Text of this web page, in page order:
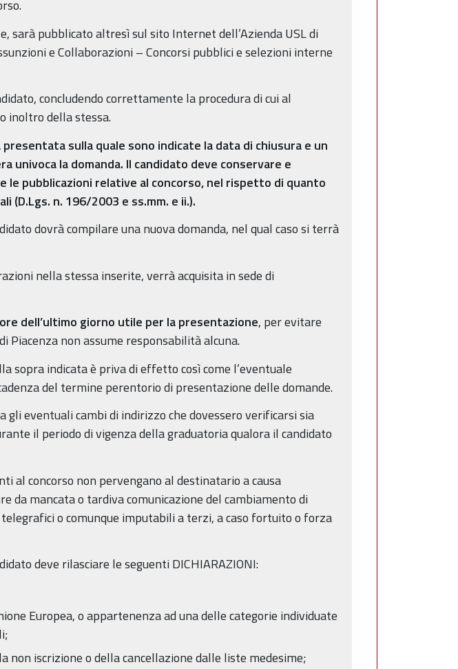
sarà pubblicato altresì sul sito Internet dell’Azienda USL di
e Collaborazioni – Concorsi pubblici e selezioni interne
concludendo correttamente la procedura di cui al
inoltro della stessa.
sulla quale sono indicate la data di chiusura e un
la domanda. Il candidato deve conservare e
pubblicazioni relative al concorso, nel rispetto di quanto
n. 196/2003 e ss.mm. e ii.).
dovrà compilare una nuova domanda, nel qual caso si terrà
nella stessa inserite, verrà acquisita in sede di
dell’ultimo giorno utile per la presentazione, per evitare
Piacenza non assume responsabilità alcuna.
sopra indicata è priva di effetto così come l’eventuale
del termine perentorio di presentazione delle domande.
gli eventuali cambi di indirizzo che dovessero verificarsi sia
il periodo di vigenza della graduatoria qualora il candidato
al concorso non pervengano al destinatario a causa
da mancata o tardiva comunicazione del cambiamento di
o comunque imputabili a terzi, a caso fortuito o forza
deve rilasciare le seguenti DICHIARAZIONI:
Europea, o appartenenza ad una delle categorie individuate
iscrizione o della cancellazione dalle liste medesime;